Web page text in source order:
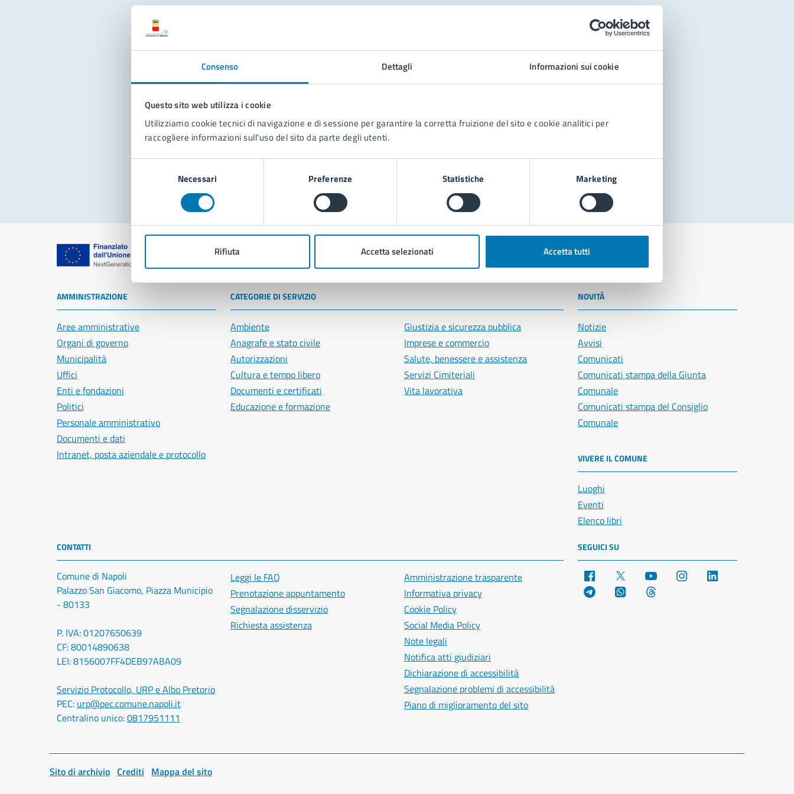
Consenso Dettagli Informazioni sui cookie
Questo sito web utilizza i cookie
Utilizziamo cookie tecnici di navigazione e di sessione per garantire la corretta fruizione del sito e cookie analitici per
raccogliere informazioni sull'uso del sito da parte degli utenti.
Necessari Preferenze Statistiche Marketing
Rifiuta Accetta selezionati Accetta tutti
Problemi in città
Segnala disservizio
Comune di Napoli
AMMINISTRAZIONE
Aree amministrative
Organi di governo
Municipalità
Uffici
Enti e fondazioni
Politici
Personale amministrativo
Documenti e dati
Intranet, posta aziendale e protocollo
CATEGORIE DI SERVIZIO
Ambiente
Anagrafe e stato civile
Autorizzazioni
Cultura e tempo libero
Documenti e certificati
Educazione e formazione
Giustizia e sicurezza pubblica
Imprese e commercio
Salute, benessere e assistenza
Servizi Cimiteriali
Vita lavorativa
NOVITÀ
Notizie
Avvisi
Comunicati
Comunicati stampa della Giunta
Comunale
Comunicati stampa del Consiglio
Comunale
VIVERE IL COMUNE
Luoghi
Eventi
Elenco libri
CONTATTI
Comune di Napoli
Palazzo San Giacomo, Piazza Municipio
- 80133
P. IVA: 01207650639
CF: 80014890638
LEI: 8156007FF4DEB97ABA09
Servizio Protocollo, URP e Albo Pretorio
PEC: urp@pec.comune.napoli.it
Centralino unico:0817951111
Leggi le FAQ
Prenotazione appuntamento
Segnalazione disservizio
Richiesta assistenza
Amministrazione trasparente
Informativa privacy
Cookie Policy
Social Media Policy
Note legali
Notifica atti giudiziari
Dichiarazione di accessibilità
Segnalazione problemi di accessibilità
Piano di miglioramento del sito
SEGUICI SU
Facebook YouTube Instagram
Telegram WhatsApp
Sito di archivio Crediti Mappa del sito